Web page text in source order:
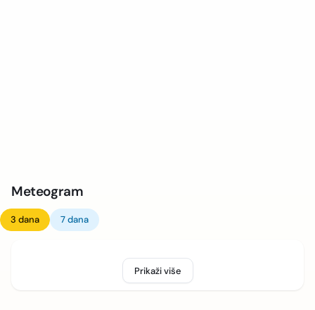
Meteogram
3 dana 7 dana
Prikaži više